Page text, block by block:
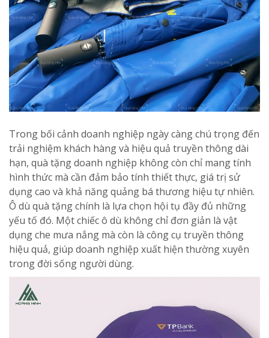
Trong bối cảnh doanh nghiệp ngày càng chú trọng đến
trải nghiệm khách hàng và hiệu quả truyền thông dài
hạn, quà tặng doanh nghiệp không còn chỉ mang tính
hình thức mà cần đảm bảo tính thiết thực, giá trị sử
dụng cao và khả năng quảng bá thương hiệu tự nhiên.
Ô dù quà tặng chính là lựa chọn hội tụ đầy đủ những
yếu tố đó. Một chiếc ô dù không chỉ đơn giản là vật
dụng che mưa nắng mà còn là công cụ truyền thông
hiệu quả, giúp doanh nghiệp xuất hiện thường xuyên
trong đời sống người dùng.